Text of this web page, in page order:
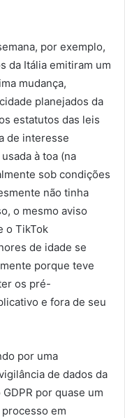
por exemplo,
da Itália emitiram um
mudança,
planejados da
estatutos das leis
de interesse
à toa (na
sob condições
não tinha
o mesmo aviso
o TikTok
de idade se
porque teve
os pré-
e fora de seu
por uma
de dados da
por quase um
em